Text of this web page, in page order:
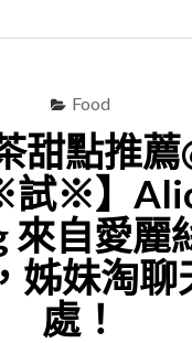
臺
市
政
府
式
甜
點
Food
甜點推
試※】
來自愛麗
姊妹淘聊
處！